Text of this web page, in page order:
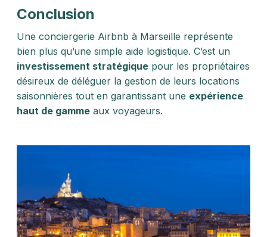
Conclusion
Une conciergerie Airbnb à Marseille représente
bien plus qu’une simple aide logistique. C’est un
investissement stratégique pour les propriétaires
désireux de déléguer la gestion de leurs locations
saisonnières tout en garantissant une expérience
haut de gamme aux voyageurs.